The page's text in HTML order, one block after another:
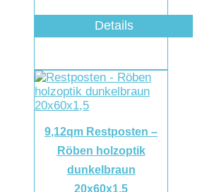
Details
9,12qm Restposten –
Röben holzoptik
dunkelbraun
20x60x1,5